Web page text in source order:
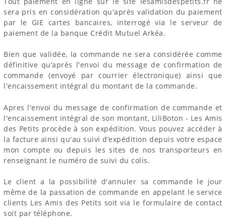
sera pris en considération qu'après validation du paiement
par le GIE cartes bancaires, interrogé via le serveur de
paiement de la banque Crédit Mutuel Arkéa.
Bien que validée, la commande ne sera considérée comme
définitive qu’après l'envoi du message de confirmation de
commande (envoyé par courrier électronique) ainsi que
l'encaissement intégral du montant de la commande.
Apres l'envoi du message de confirmation de commande et
l'encaissement intégral de son montant, LiliBoton - Les Amis
des Petits procède à son expédition. Vous pouvez accéder à
la facture ainsi qu'au suivi d’expédition depuis votre espace
mon compte ou depuis les sites de nos transporteurs en
renseignant le numéro de suivi du colis.
Le client a la possibilité d'annuler sa commande le jour
même de la passation de commande en appelant le service
clients Les Amis des Petits soit via le formulaire de contact
soit par téléphone.